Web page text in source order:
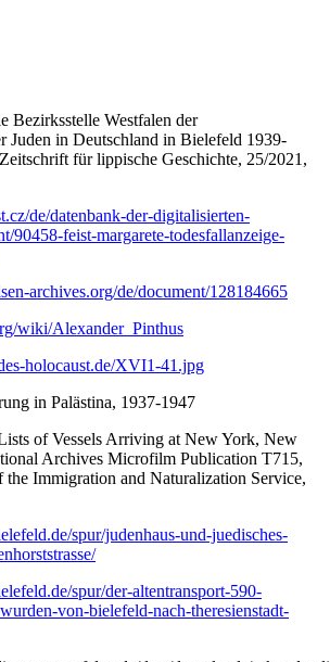
Bezirksstelle Westfalen der
Juden in Deutschland in Bielefeld 1939-
für lippische Geschichte, 25/2021,
de/datenbank-der-digitalisierten-
90458-feist-margarete-todesfallanzeige-
archives.org/de/document/128184665
wiki/Alexander_Pinthus
holocaust.de/XVI1-41.jpg
in Palästina, 1937-1947
of Vessels Arriving at New York, New
Archives Microfilm Publication T715,
Immigration and Naturalization Service,
spur/judenhaus-und-juedisches-
spur/der-altentransport-590-
von-bielefeld-nach-theresienstadt-